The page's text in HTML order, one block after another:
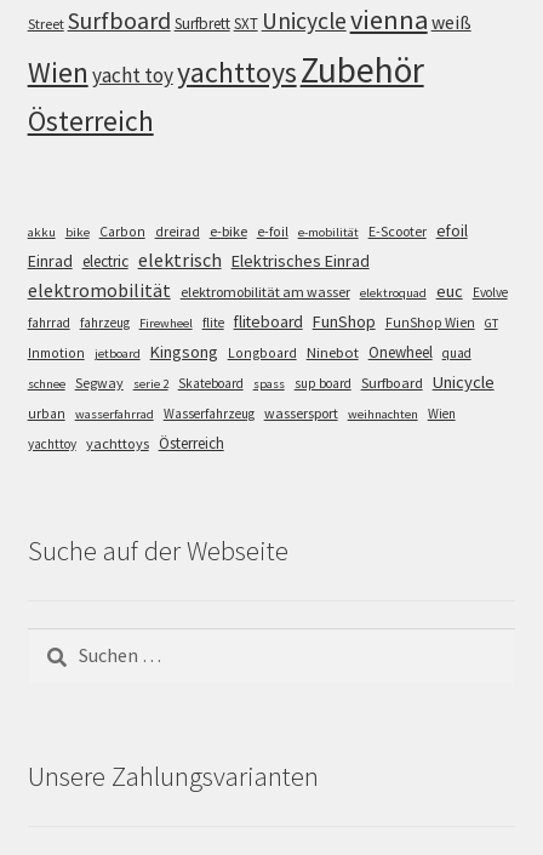
Street Surfboard SurfbrettSXT Unicyclevienna weiß
Wien yacht toyyachttoysZubehör
Österreich
akku bike Carbon dreirad e-bike e-foil e-mobilität E-Scooter efoil
Einrad electric elektrisch Elektrisches Einrad
elektromobilität elektromobilität am wasser elektroquad euc
Evolve
fahrrad
fahrzeug Firewheel flite fliteboard FunShop FunShop Wien GT
Inmotion jetboard Kingsong Longboard Ninebot Onewheel quad
schnee Segway serie 2 Skateboard spass sup board Surfboard Unicycle
urban wasserfahrrad Wasserfahrzeug wassersport weihnachten
Wien
yachttoy yachttoys Österreich
Suche auf der Webseite
Suchen
nach:
Unsere Zahlungsvarianten